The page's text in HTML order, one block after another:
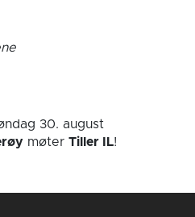
30. august
møter Tiller IL!